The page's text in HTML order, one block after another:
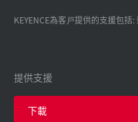
KEYENCE為客戸提供的支援包
提供支援
下載